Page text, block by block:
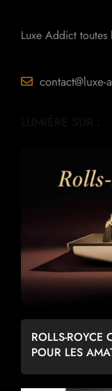
Luxe Addict
ROLLS-ROYCE
POUR LES